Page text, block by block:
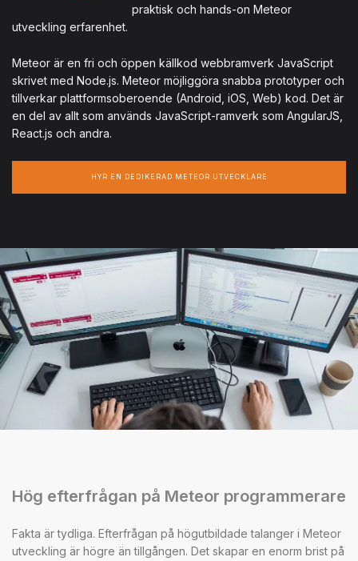
praktisk och hands-on Meteor
utveckling erfarenhet.
Meteor är en fri och öppen källkod webbramverk JavaScript
skrivet med Node.js. Meteor möjliggöra snabba prototyper och
tillverkar plattformsoberoende (Android, iOS, Web) kod. Det är
en del av allt som används JavaScript-ramverk som AngularJS,
React.js och andra.
HYR EN DEDIKERAD METEOR UTVECKLARE
Hög efterfrågan på Meteor programmerare
Fakta är tydliga. Efterfrågan på högutbildade talanger i Meteor
utveckling är högre än tillgången. Det skapar en enorm brist på